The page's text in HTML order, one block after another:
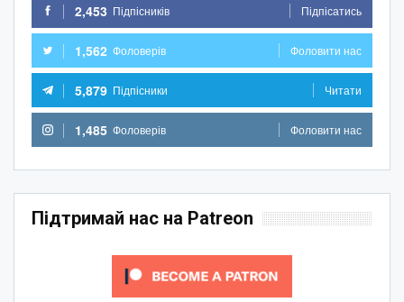
2,453 Підпісників Підпісатись
1,562 Фоловерів Фоловити нас
5,879 Підпісники Читати
1,485 Фоловерів Фоловити нас
Підтримай нас на Patreon